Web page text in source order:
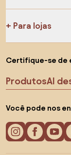
Para lojas
Certifique-se de
ProdutosAI
Você pode nos